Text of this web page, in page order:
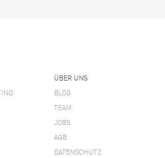
ÜBER UNS
BLOG
TEAM
JOBS
AGB
DATENSCHUTZ